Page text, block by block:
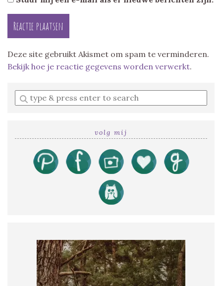
Deze site gebruikt Akismet om spam te verminderen.
Bekijk hoe je reactie gegevens worden verwerkt.
Enter
a
volg mij